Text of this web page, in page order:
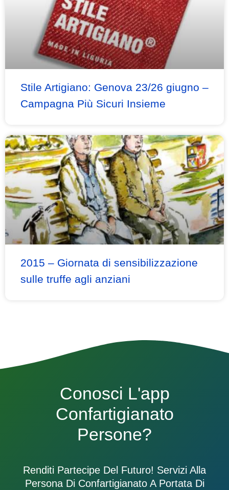
Stile Artigiano: Genova 23/26 giugno –
Campagna Più Sicuri Insieme
2015 – Giornata di sensibilizzazione
sulle truffe agli anziani
Conosci L'app
Confartigianato
Persone?
Renditi Partecipe Del Futuro! Servizi Alla
Persona Di Confartigianato A Portata Di